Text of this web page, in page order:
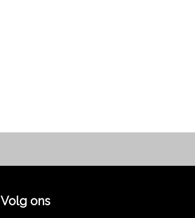
Volg ons